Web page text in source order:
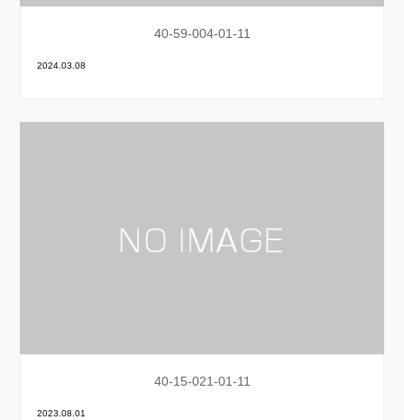
40-59-004-01-11
2024.03.08
40-15-021-01-11
2023.08.01